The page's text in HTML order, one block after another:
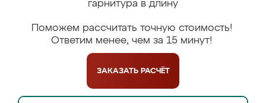
гарнитура в длину
Поможем рассчитать точную стоимость!
Ответим менее, чем за 15 минут!
ЗАКАЗАТЬ РАСЧЁТ